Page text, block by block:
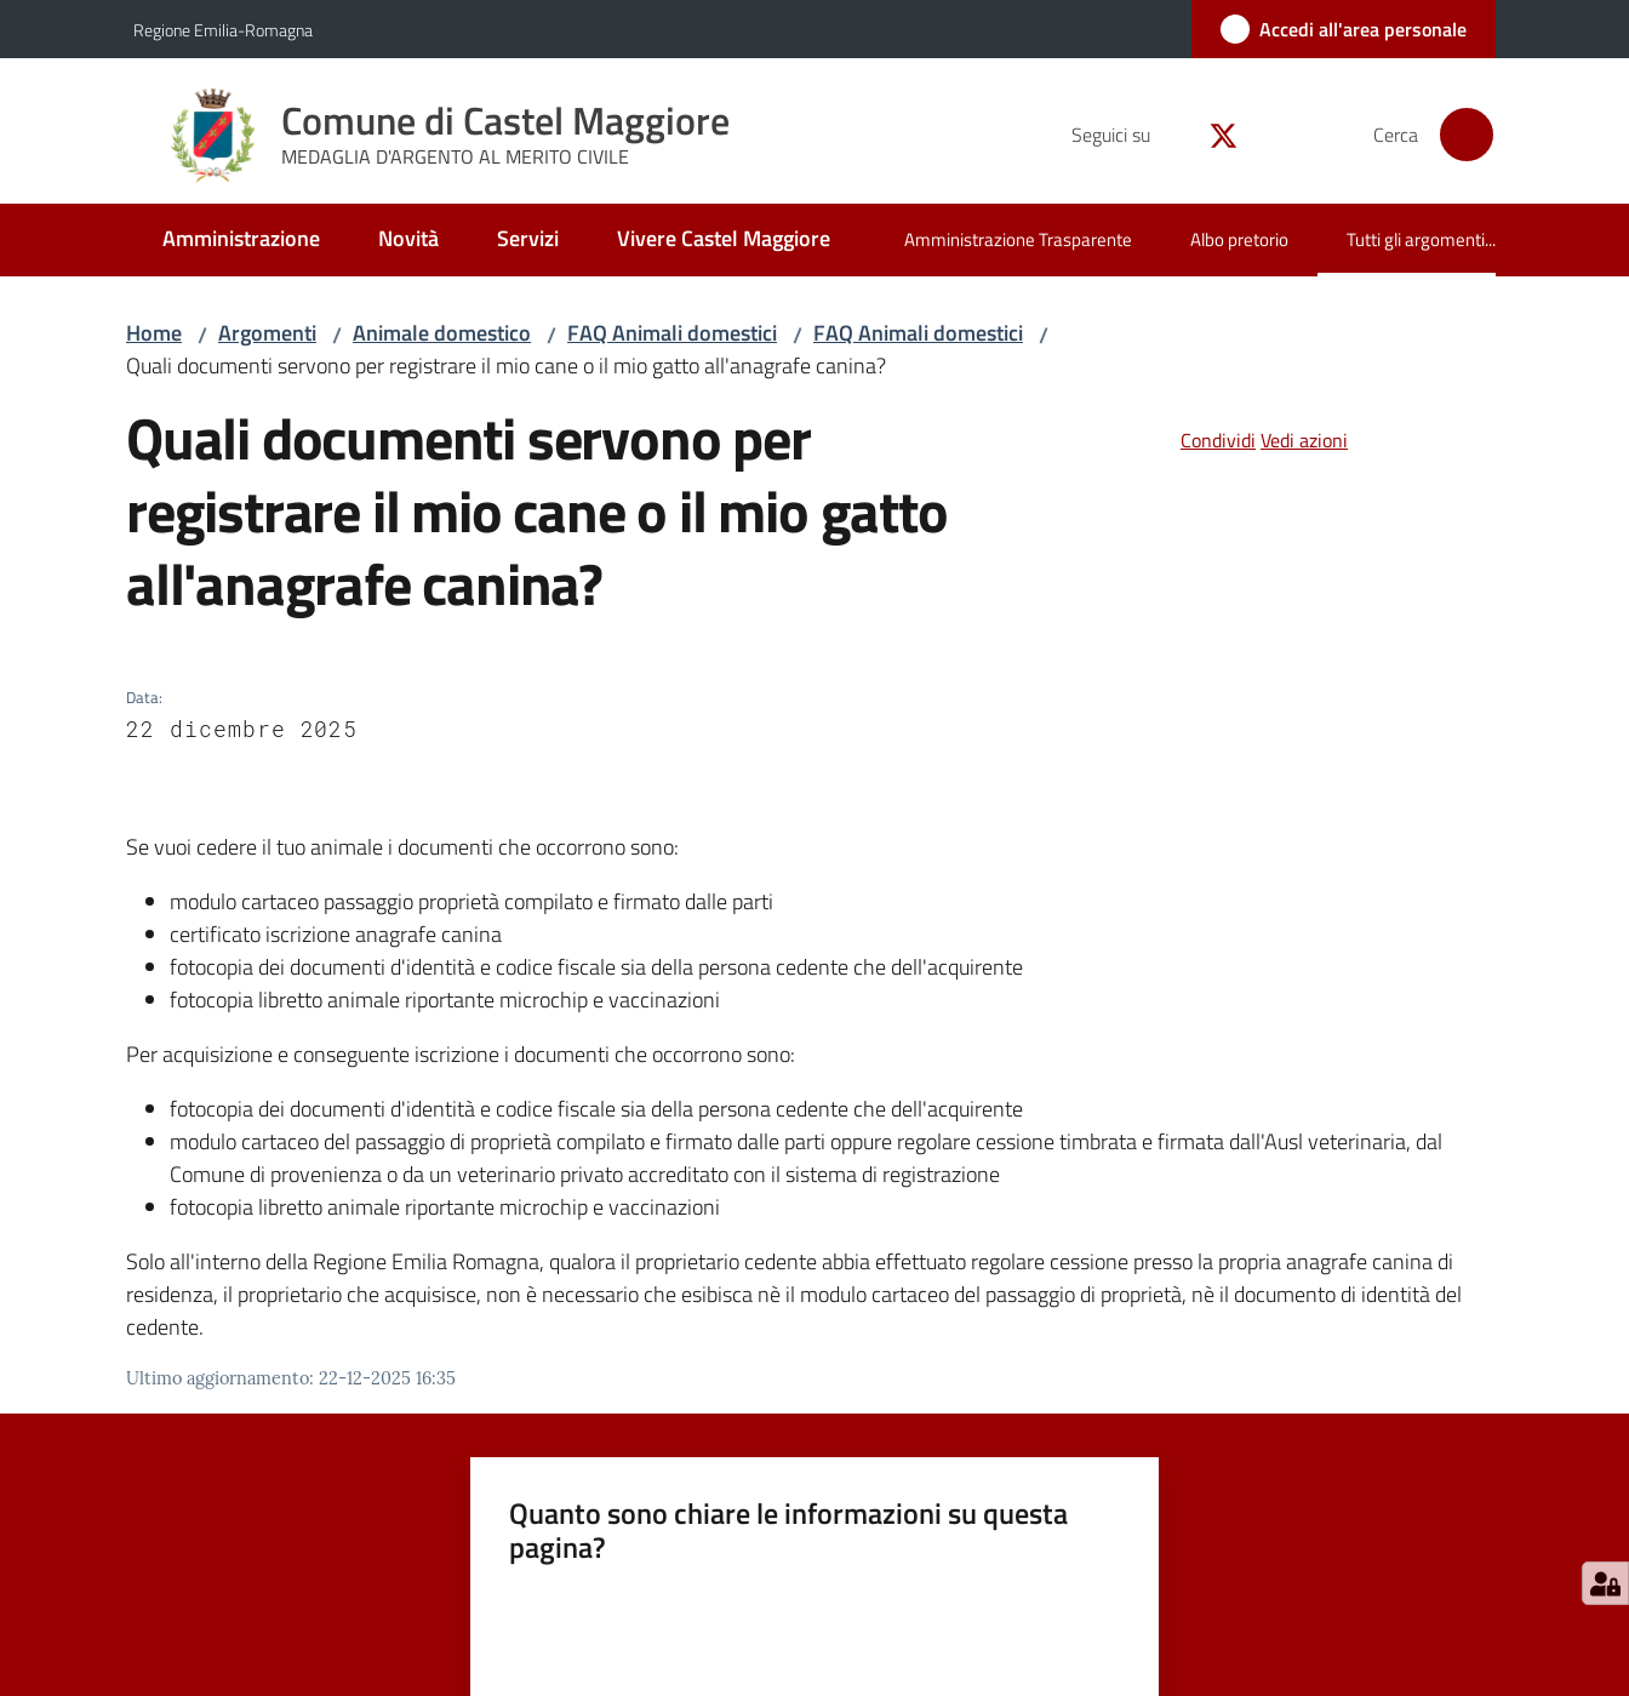
Regione Emilia-Romagna Accedi all'area personale
Comune di Castel Maggiore
MEDAGLIA D'ARGENTO AL MERITO CIVILE
Seguici su Cerca
Amministrazione Novità Servizi Vivere Castel Maggiore Amministrazione Trasparente Albo pretorio Tutti gli argomenti...
Menu selezionato
Home / Argomenti / Animale domestico / FAQ Animali domestici / FAQ Animali domestici /
Quali documenti servono per registrare il mio cane o il mio gatto all'anagrafe canina?
Quali documenti servono per
registrare il mio cane o il mio gatto
all'anagrafe canina?
Data:
22 dicembre 2025
Condividi Vedi azioni
Se vuoi cedere il tuo animale i documenti che occorrono sono:
modulo cartaceo passaggio proprietà compilato e firmato dalle parti
certificato iscrizione anagrafe canina
fotocopia dei documenti d'identità e codice fiscale sia della persona cedente che dell'acquirente
fotocopia libretto animale riportante microchip e vaccinazioni
Per acquisizione e conseguente iscrizione i documenti che occorrono sono:
fotocopia dei documenti d'identità e codice fiscale sia della persona cedente che dell'acquirente
modulo cartaceo del passaggio di proprietà compilato e firmato dalle parti oppure regolare cessione timbrata e firmata dall'Ausl veterinaria, dal
Comune di provenienza o da un veterinario privato accreditato con il sistema di registrazione
fotocopia libretto animale riportante microchip e vaccinazioni
Solo all'interno della Regione Emilia Romagna, qualora il proprietario cedente abbia effettuato regolare cessione presso la propria anagrafe canina di
residenza, il proprietario che acquisisce, non è necessario che esibisca nè il modulo cartaceo del passaggio di proprietà, nè il documento di identità del
cedente.
Ultimo aggiornamento: 22-12-2025 16:35
Quanto sono chiare le informazioni su questa
pagina?